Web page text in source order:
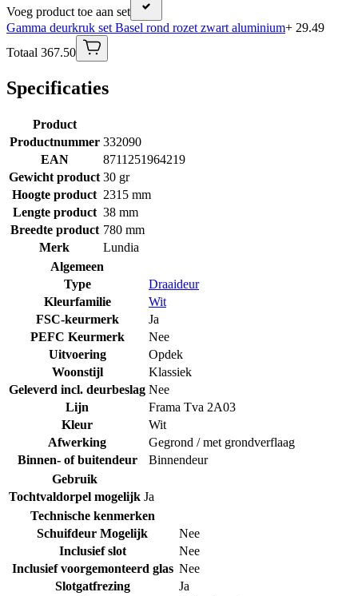
Voeg product toe aan set
Gamma deurkruk set Basel rond rozet zwart aluminium+ 29.49
Totaal 367.50
Specificaties
Product
Productnummer 332090
EAN
8711251964219
Gewicht product 30 gr
Hoogte product 2315 mm
Lengte product 38 mm
Breedte product 780 mm
Merk
Lundia
Algemeen
Type
Draaideur
Kleurfamilie
Wit
FSC-keurmerk
Ja
PEFC Keurmerk
Nee
Uitvoering
Opdek
Woonstijl
Klassiek
Geleverd incl. deurbeslag Nee
Lijn
Frama Tva 2A03
Kleur
Wit
Afwerking
Gegrond / met grondverflaag
Binnen- of buitendeur
Binnendeur
Gebruik
Tochtvaldorpel mogelijk Ja
Technische kenmerken
Schuifdeur Mogelijk
Nee
Inclusief slot
Nee
Inclusief voorgemonteerd glas Nee
Slotgatfrezing
Ja